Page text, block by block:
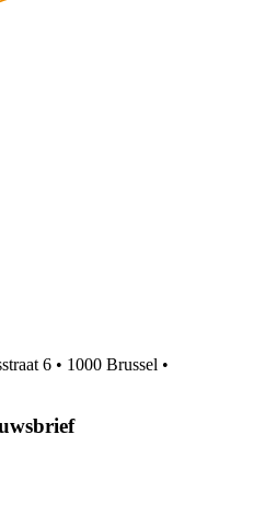
6 • 1000 Brussel •